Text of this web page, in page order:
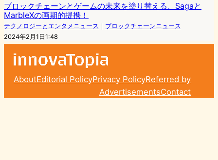
ブロックチェーンとゲームの未来を塗り替える、Sagaと
MarbleXの画期的提携！
テクノロジーとエンタメニュース ｜ ブロックチェーンニュース
2024年2月1日1:48
AboutEditorial PolicyPrivacy PolicyReferred by
AdvertisementsContact